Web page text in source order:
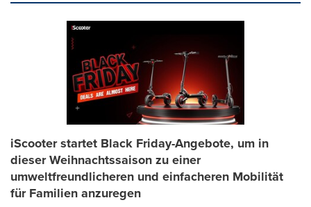
iScooter startet Black Friday-Angebote, um in
dieser Weihnachtssaison zu einer
umweltfreundlicheren und einfacheren Mobilität
für Familien anzuregen